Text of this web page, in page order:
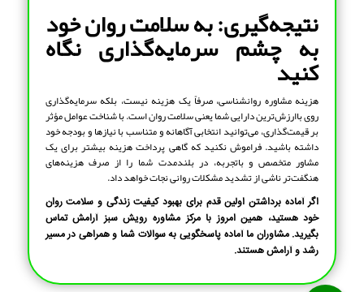
نتیجه‌گیری: به سلامت روان خود
به چشم سرمایه‌گذاری نگاه
کنید
هزینه مشاوره روانشناسی، صرفاً یک هزینه نیست، بلکه سرمایه‌گذاری
روی باارزش‌ترین دارایی شما یعنی سلامت روان است. با شناخت عوامل مؤثر
بر قیمت‌گذاری، می‌توانید انتخابی آگاهانه و متناسب با نیازها و بودجه خود
داشته باشید. فراموش نکنید که گاهی پرداخت هزینه بیشتر برای یک
مشاور متخصص و باتجربه، در بلندمدت شما را از صرف هزینه‌های
هنگفت‌تر ناشی از تشدید مشکلات روانی نجات خواهد داد.
اگر آماده برداشتن اولین قدم برای بهبود کیفیت زندگی و سلامت روان
خود هستید، همین امروز با مرکز مشاوره رویش سبز آرامش تماس
بگیرید. مشاوران ما آماده پاسخگویی به سوالات شما و همراهی در مسیر
رشد و آرامش هستند.